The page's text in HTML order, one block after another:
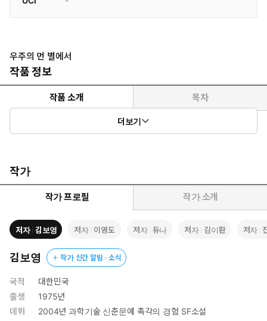
우주의 먼 별에서
작품 정보
작품 소개 목차
이영도 작가 외 11인 소설가, 칼럼니스트 기고 특별 책자
더보기
작가
작가 프로필 작가 소개
저자 김보영 저자 이영도 저자 듀나 저자 김이환 저자
김보영 작가 신간 알림 · 소식
국적
대한민국
출생
1975년
데뷔
2004년 과학기술 신춘문예 촉각의 경험 SF소설